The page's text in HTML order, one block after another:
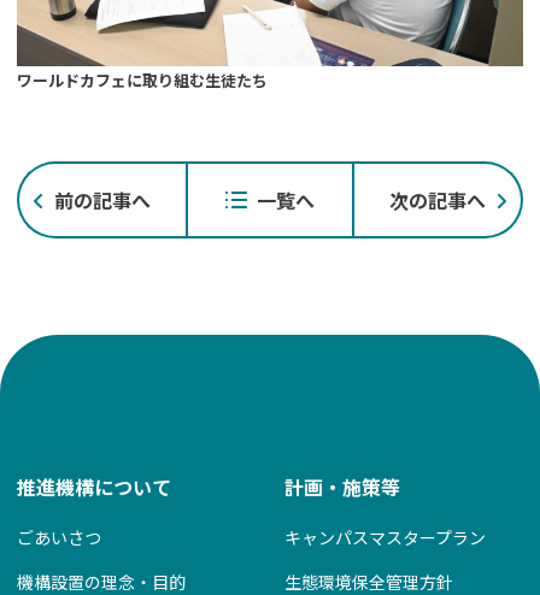
ワールドカフェに取り組む生徒たち
稿
ナ
前の記事へ 一覧へ 次の記事へ
推進機構について
ごあいさつ
機構設置の理念・目的
計画・施策等
キャンパスマスタープラン
生態環境保全管理方針